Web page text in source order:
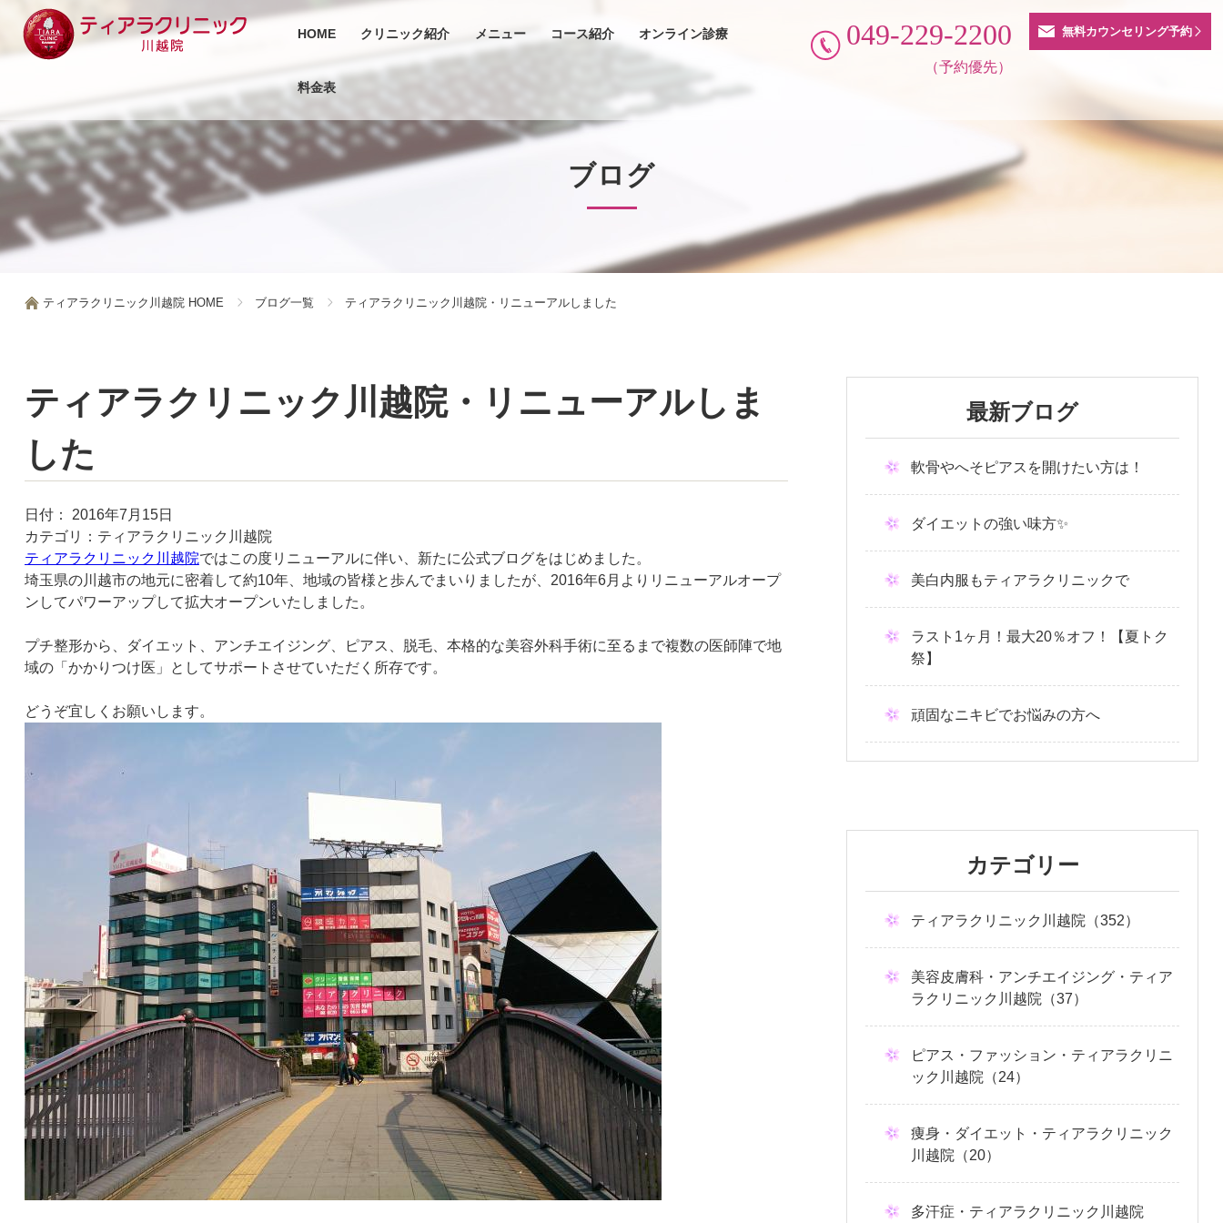
HOME クリニック紹介 メニュー コース紹介 オンライン診療
料金表
無料カウンセリング予約
049-229-2200
（予約優先）
ブログ
ティアラクリニック川越院 HOME ブログ一覧 ティアラクリニック川越院・リニューアルしました
ティアラクリニック川越院・リニューアルしま
した
日付：
2016年7月15日
カテゴリ： ティアラクリニック川越院
ティアラクリニック川越院ではこの度リニューアルに伴い、新たに公式ブログをはじめました。
埼玉県の川越市の地元に密着して約10年、地域の皆様と歩んでまいりましたが、2016年6月よりリニューアルオープ
ンしてパワーアップして拡大オープンいたしました。
プチ整形から、ダイエット、アンチエイジング、ピアス、脱毛、本格的な美容外科手術に至るまで複数の医師陣で地
域の「かかりつけ医」としてサポートさせていただく所存です。
どうぞ宜しくお願いします。
最新ブログ
軟骨やへそピアスを開けたい方は！
ダイエットの強い味方✨
美白内服もティアラクリニックで
ラスト1ヶ月！最大20％オフ！【夏トク
祭】
頑固なニキビでお悩みの方へ
カテゴリー
ティアラクリニック川越院（352）
美容皮膚科・アンチエイジング・ティア
ラクリニック川越院（37）
ピアス・ファッション・ティアラクリニ
ック川越院（24）
痩身・ダイエット・ティアラクリニック
川越院（20）
多汗症・ティアラクリニック川越院